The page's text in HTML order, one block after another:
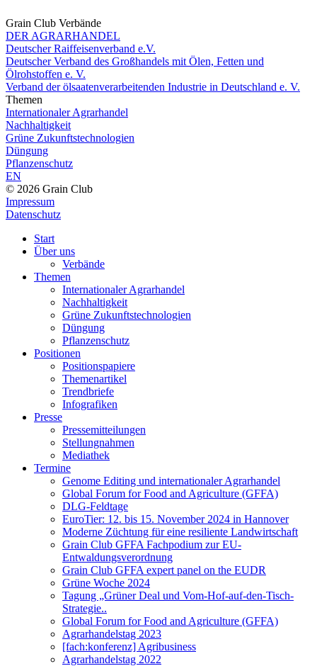
Grain Club Verbände
DER AGRARHANDEL
Deutscher Raiffeisenverband e.V.
Deutscher Verband des Großhandels mit Ölen, Fetten und
Ölrohstoffen e. V.
Verband der ölsaatenverarbeitenden Industrie in Deutschland e. V.
Themen
Internationaler Agrarhandel
Nachhaltigkeit
Grüne Zukunftstechnologien
Düngung
Pflanzenschutz
EN
© 2026 Grain Club
Impressum
Datenschutz
Start
Über uns
Verbände
Themen
Internationaler Agrarhandel
Nachhaltigkeit
Grüne Zukunftstechnologien
Düngung
Pflanzenschutz
Positionen
Positionspapiere
Themenartikel
Trendbriefe
Infografiken
Presse
Pressemitteilungen
Stellungnahmen
Mediathek
Termine
Genome Editing und internationaler Agrarhandel
Global Forum for Food and Agriculture (GFFA)
DLG-Feldtage
EuroTier: 12. bis 15. November 2024 in Hannover
Moderne Züchtung für eine resiliente Landwirtschaft
Grain Club GFFA Fachpodium zur EU-
Entwaldungsverordnung
Grain Club GFFA expert panel on the EUDR
Grüne Woche 2024
Tagung „Grüner Deal und Vom-Hof-auf-den-Tisch-
Strategie..
Global Forum for Food and Agriculture (GFFA)
Agrarhandelstag 2023
[fach:konferenz] Agribusiness
Agrarhandelstag 2022